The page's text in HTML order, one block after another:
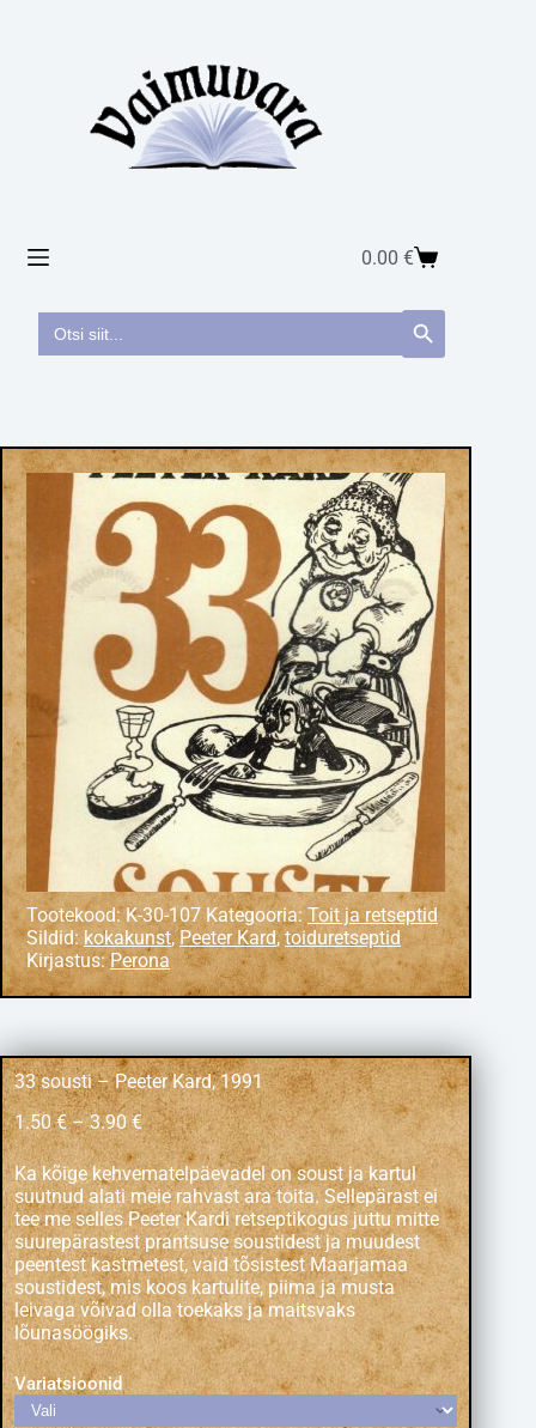
0.00€
Search
for:
Search Button
Tootekood: K-30-107 Kategooria: Toit ja retseptid
Sildid: kokakunst,Peeter Kard,toiduretseptid
Kirjastus:Perona
33 sousti – Peeter Kard, 1991
1.50€ – 3.90 €
Ka kõige kehvematelpäevadel on soust ja kartul
suutnud alati meie rahvast ara toita. Sellepärast ei
tee me sellesPeeter Kardi retseptikogus juttu mitte
suurepärastest prantsuse soustidest ja muudest
peentest kastmetest, vaid tõsistest Maarjamaa
soustidest, mis koos kartulite, piima ja musta
leivaga võivad olla toekaks ja maitsvaks
lõunasöögiks.
Variatsioonid